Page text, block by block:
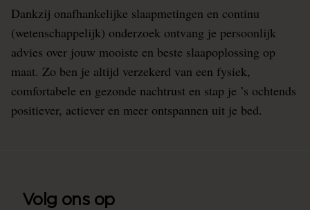
Dankzij onafhankelijke slaapmetingen en continu
(wetenschappelijk) onderzoek ontvang je persoonlijk
advies over jouw mooiste en beste slaapoplossing op
maat. Zo ben je altijd verzekerd van een fysiek,
comfortabele en gezonde nachtrust en stap je ’s ochtends
positiever, actiever en meer ontspannen uit je bed.
Volg ons op